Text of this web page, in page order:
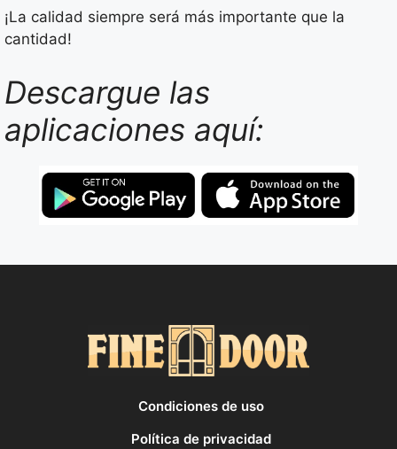
¡La calidad siempre será más importante que la
cantidad!
Descargue las
aplicaciones aquí:
Condiciones de uso
Política de privacidad